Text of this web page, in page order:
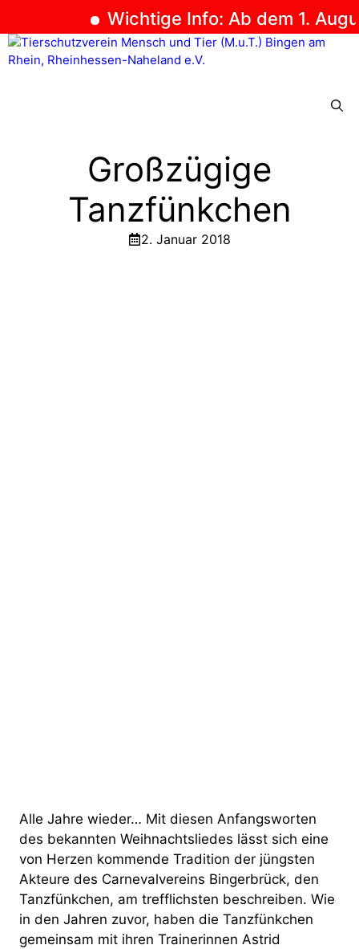
Wichtige Info: Ab dem 1.
Zum
Inhalt
Großzügige
Tanzfünkchen
2. Januar 2018
Alle Jahre wieder… Mit diesen Anfangsworten
des bekannten Weihnachtsliedes lässt sich eine
von Herzen kommende Tradition der jüngsten
Akteure des Carnevalvereins Bingerbrück, den
Tanzfünkchen, am trefflichsten beschreiben. Wie
in den Jahren zuvor, haben die Tanzfünkchen
gemeinsam mit ihren Trainerinnen Astrid